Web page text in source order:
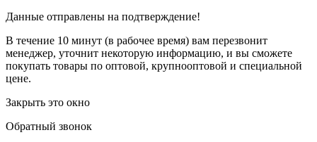
Данные отправлены на подтверждение!
В течение 10 минут (в рабочее время) вам перезвонит
менеджер, уточнит некоторую информацию, и вы сможете
покупать товары по оптовой, крупнооптовой и специальной
цене.
Закрыть это окно
Обратный звонок